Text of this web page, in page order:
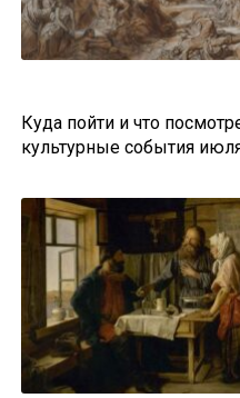
Куда пойти и что
культурные события